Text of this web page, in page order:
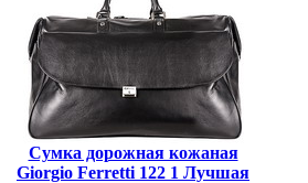
Сумка дорожная кожаная
Giorgio Ferretti 122 1 Лучшая